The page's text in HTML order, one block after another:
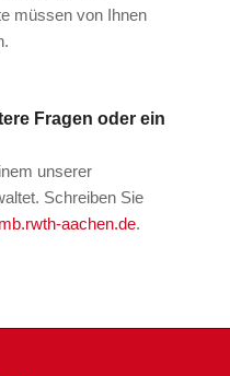
müssen von Ihnen
Fragen oder ein
unserer
Schreiben Sie
aachen.de.